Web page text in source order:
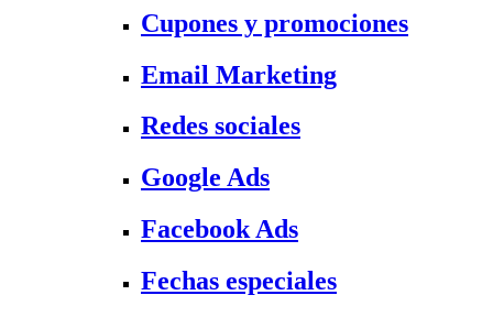
Cupones y promociones
Email Marketing
Redes sociales
Google Ads
Facebook Ads
Fechas especiales